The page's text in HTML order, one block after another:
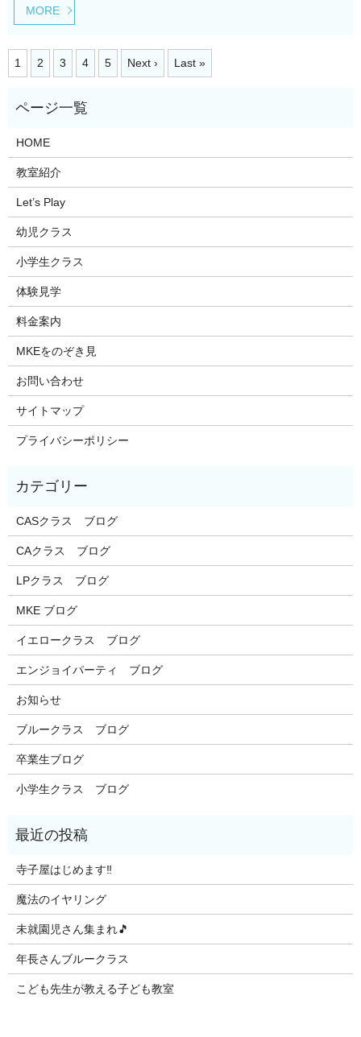
MORE
1 2 3 4 5 Next › Last »
HOME
教室紹介
Let’s Play
幼児クラス
小学生クラス
体験見学
料金案内
MKEをのぞき見
お問い合わせ
サイトマップ
プライバシーポリシー
CASクラス ブログ
CAクラス ブログ
LPクラス ブログ
MKE ブログ
イエロークラス ブログ
エンジョイパーティ ブログ
お知らせ
ブルークラス ブログ
卒業生ブログ
小学生クラス ブログ
寺子屋はじめます‼️
魔法のイヤリング
未就園児さん集まれ🎵
年長さんブルークラス
こども先生が教える子ども教室